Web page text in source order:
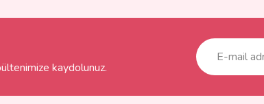
kaydolunuz.